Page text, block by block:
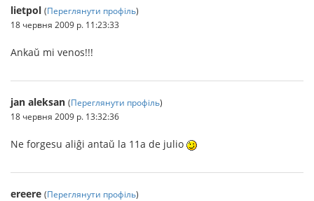
lietpol (Переглянути профіль)
18 червня 2009 р. 11:23:33
Ankaŭ mi venos!!!
jan aleksan (Переглянути профіль)
18 червня 2009 р. 13:32:36
Ne forgesu aliĝi antaŭ la 11a de julio
ereere (Переглянути профіль)